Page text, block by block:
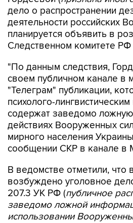
дело о распространении
деятельности российских
планируется объявить в
Следственном комитете
"По данным следствия,
своем публичном канале в
"Телеграм" публикации,
психолого-
содержат заведомо
действиях Вооруженных
мирного населения
сообщении СКР в канале в
В ведомстве отметили, что
возбуждено уголовное
207.3 УК РФ (публичное
заведомо ложной
использовании